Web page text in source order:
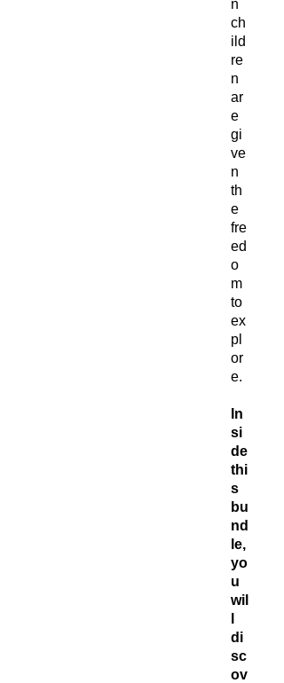
n
ch
ild
re
n
ar
e
gi
ve
n
th
e
fre
ed
o
m
to
ex
pl
or
e.
In
si
de
thi
s
bu
nd
le,
yo
u
wil
di
sc
ov